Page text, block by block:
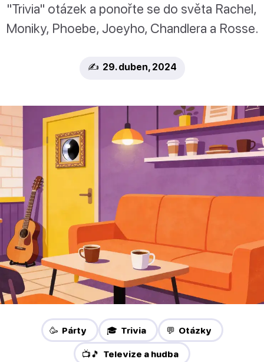
"Trivia" otázek a ponořte se do světa Rachel,
Moniky, Phoebe, Joeyho, Chandlera a Rosse.
✍️ 29. duben, 2024
🥳 Párty 🎓 Trivia 💬 Otázky
📺🎵 Televize a hudba